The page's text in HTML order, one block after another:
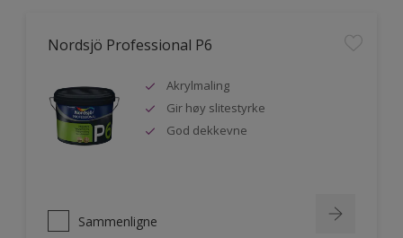
Nordsjö Professional P6
Akrylmaling
Gir høy slitestyrke
God dekkevne
Sammenligne